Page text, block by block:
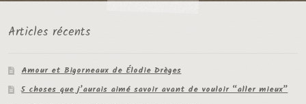
Articles récents
Amour et Bigorneaux de Élodie Drèges
5 choses que j’aurais aimé savoir avant de vouloir “aller mieux”